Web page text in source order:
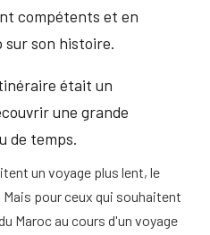
compétents et en
son histoire.
était un
une grande
de temps.
un voyage plus lent, le
pour ceux qui souhaitent
Maroc au cours d'un voyage